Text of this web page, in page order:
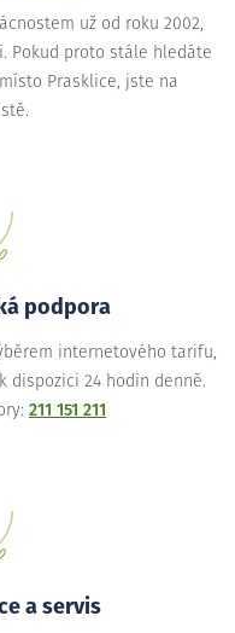
už od roku 2002,
Pokud proto stále hledáte
Prasklice, jste na
podpora
internetového tarifu,
dispozici 24 hodin denně.
211 151 211
a servis